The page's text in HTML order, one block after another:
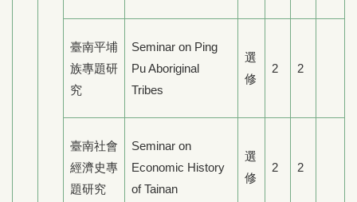
臺南平埔
族專題研
究
Seminar on Ping
Pu Aboriginal
Tribes
選
修
2 2
臺南社會
經濟史專
題研究
Seminar on
Economic History
of Tainan
選
修
2 2